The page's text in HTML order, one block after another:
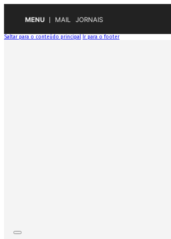
MENU MAIL JORNAIS
Saltar para o conteúdo principal Ir para o footer